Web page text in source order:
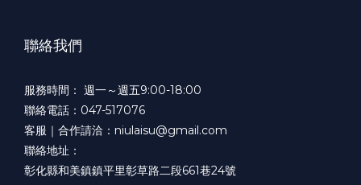
聯絡我們
服務時間： 週一～週五9:00-18:00
聯絡電話：047-517076
客服｜合作請洽：niulaisu@gmail.com
聯絡地址：
彰化縣和美鎮鎮平里彰草路二段661巷24號